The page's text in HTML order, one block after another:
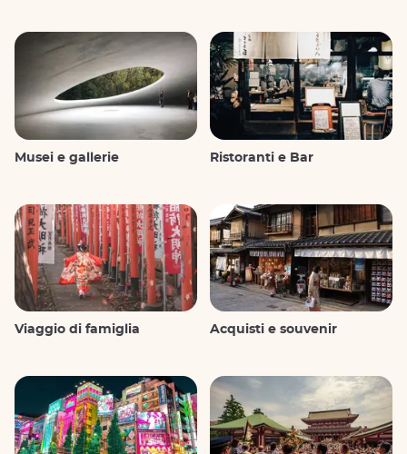
Musei e gallerie Ristoranti e Bar
Viaggio di famiglia Acquisti e souvenir